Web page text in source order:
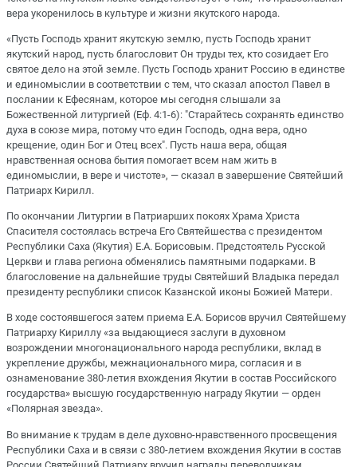
вера укоренилось в культуре и жизни якутского народа.
«Пусть Господь хранит якутскую землю, пусть Господь хранит
якутский народ, пусть благословит Он труды тех, кто созидает Его
святое дело на этой земле. Пусть Господь хранит Россию в единстве
и единомыслии в соответствии с тем, что сказал апостол Павел в
послании к Ефесянам, которое мы сегодня слышали за
Божественной литургией (Еф. 4:1-6): "Старайтесь сохранять единство
духа в союзе мира, потому что един Господь, одна вера, одно
крещение, один Бог и Отец всех". Пусть наша вера, общая
нравственная основа бытия помогает всем нам жить в
единомыслии, в вере и чистоте», — сказал в завершение Святейший
Патриарх Кирилл.
По окончании Литургии в Патриарших покоях Храма Христа
Спасителя состоялась встреча Его Святейшества с президентом
Республики Саха (Якутия) Е.А. Борисовым. Предстоятель Русской
Церкви и глава региона обменялись памятными подарками. В
благословение на дальнейшие труды Святейший Владыка передал
президенту республики список Казанской иконы Божией Матери.
В ходе состоявшегося затем приема Е.А. Борисов вручил Святейшему
Патриарху Кириллу «за выдающиеся заслуги в духовном
возрождении многонационального народа республики, вклад в
укрепление дружбы, межнационального мира, согласия и в
ознаменование 380-летия вхождения Якутии в состав Российского
государства» высшую государственную награду Якутии — орден
«Полярная звезда».
Во внимание к трудам в деле духовно-нравственного просвещения
Республики Саха и в связи с 380-летием вхождения Якутии в состав